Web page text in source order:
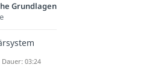
Grundlagen
Dauer: 03:24